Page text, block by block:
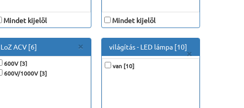
Mindet kijelöl Mindet kijelöl
LoZ ACV [6] ×Close
600V [3]
600V/1000V [3]
világítás - LED lámpa [10]×Close
van [10]